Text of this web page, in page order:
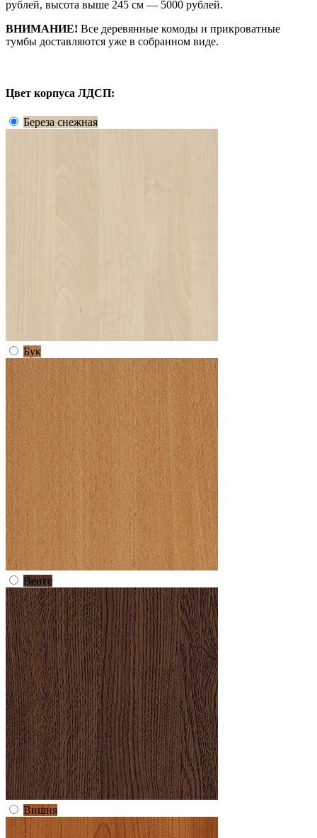
рублей, высота выше 245 см — 5000 рублей.
ВНИМАНИЕ! Все деревянные комоды и прикроватные
тумбы доставляются уже в собранном виде.
Цвет корпуса ЛДСП:
Береза снежная
Бук
Венге
Вишня